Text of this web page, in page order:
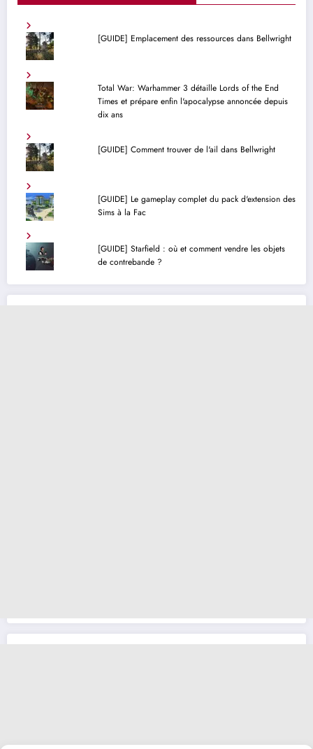
[GUIDE] Emplacement des ressources dans Bellwright
Total War: Warhammer 3 détaille Lords of the End
Times et prépare enfin l'apocalypse annoncée depuis
dix ans
[GUIDE] Comment trouver de l'ail dans Bellwright
[GUIDE] Le gameplay complet du pack d'extension des
Sims à la Fac
[GUIDE] Starfield : où et comment vendre les objets
de contrebande ?